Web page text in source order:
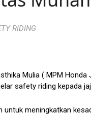
RIDING
Mulia ( MPM
safety riding kepada
untuk meningkatkan